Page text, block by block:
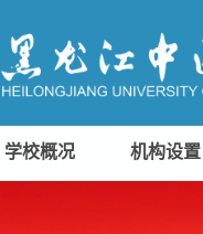
学校概况 机构设置